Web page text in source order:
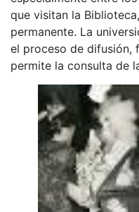
que visitan la
permanente. La
el proceso de difusión,
permite la consulta de